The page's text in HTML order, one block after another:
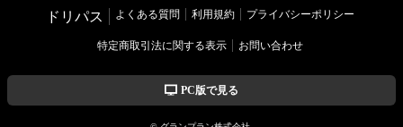
ドリパス よくある質問 利用規約 プライバシーポリシー
特定商取引法に関する表示 お問い合わせ
PC版で見る